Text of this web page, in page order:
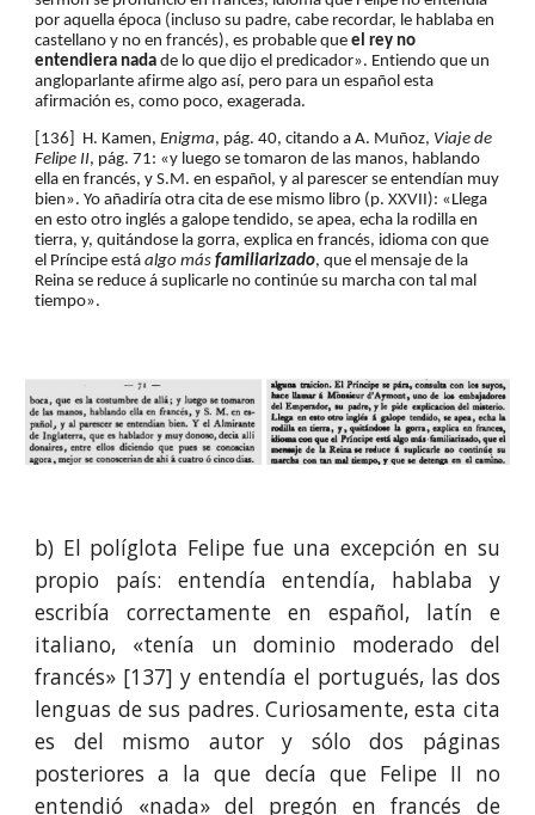
por aquella época (incluso su padre, cabe recordar, le hablaba en
castellano y no en francés), es probable que el rey no
entendiera nada de lo que dijo el predicador». Entiendo que un
angloparlante afirme algo así, pero para un español esta
afirmación es, como poco, exagerada.
[136]  H. Kamen, Enigma, pág. 40, citando a A. Muñoz, Viaje de
Felipe II, pág. 71: «y luego se tomaron de las manos, hablando
ella en francés, y S.M. en español, y al parescer se entendían muy
bien». Yo añadiría otra cita de ese mismo libro (p. XXVII): «Llega
en esto otro inglés a galope tendido, se apea, echa la rodilla en
tierra, y, quitándose la gorra, explica en francés, idioma con que
el Príncipe está algo más familiarizado, que el mensaje de la
Reina se reduce á suplicarle no continúe su marcha con tal mal
tiempo».
b) El políglota Felipe fue una excepción en su
propio país: entendía entendía, hablaba y
escribía correctamente en español, latín e
italiano, «tenía un dominio moderado del
francés» [137] y entendía el portugués, las dos
lenguas de sus padres. Curiosamente, esta cita
es del mismo autor y sólo dos páginas
posteriores a la que decía que Felipe II no
entendió «nada» del pregón en francés de